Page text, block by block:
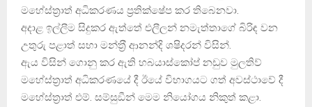
මහේස්ත‍්‍රාත් අධිකරණය ප‍්‍රතික්ෂේප කර තිබෙනවා.
අදාළ ඉල්ලීම සිදුකර ඇත්තේ එලීලන් නමැත්තාගේ බිරිඳ වන
උතුරු පළාත් සභා මන්ත‍්‍රී ආනන්දි ශෂිදරන් විසින්.
ඇය විසින් ගොනු කර ඇති හබයාස්කෝප් නඩුව මුලතිව්
මහේස්ත‍්‍රාත් අධිකරණයේ දී ඊයේ විභාගයට ගත් අවස්ථාවේ දී
මහේස්ත‍්‍රාත් එම්. සම්සුඞීන් මෙම නියෝගය නිකුත් කළා.